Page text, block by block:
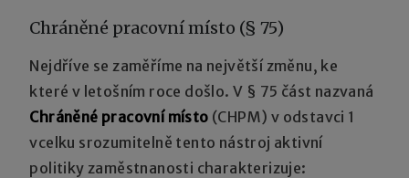
Chráněné pracovní místo (§ 75)
Nejdříve se zaměříme na největší změnu, ke
které v letošním roce došlo. V § 75 část nazvaná
Chráněné pracovní místo (CHPM) v odstavci 1
vcelku srozumitelně tento nástroj aktivní
politiky zaměstnanosti charakterizuje: